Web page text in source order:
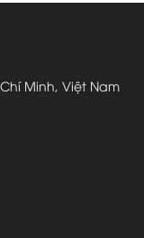
Chí Minh, Việt Nam